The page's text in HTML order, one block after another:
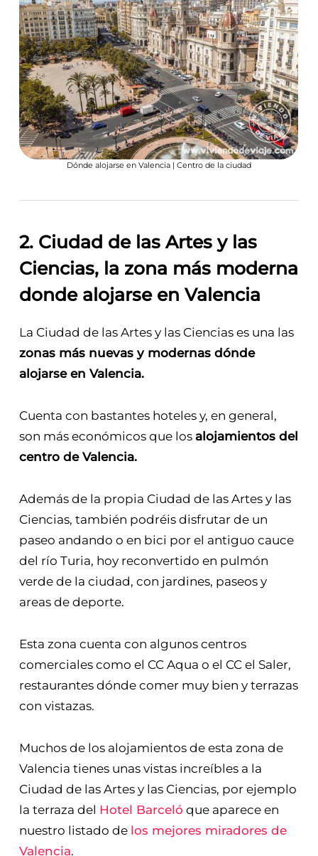
Dónde alojarse en Valencia | Centro de la ciudad
2. Ciudad de las Artes y las
Ciencias, la zona más moderna
donde alojarse en Valencia
La Ciudad de las Artes y las Ciencias es una las
zonas más nuevas y modernas dónde
alojarse en Valencia.
Cuenta con bastantes hoteles y, en general,
son más económicos que los alojamientos del
centro de Valencia.
Además de la propia Ciudad de las Artes y las
Ciencias, también podréis disfrutar de un
paseo andando o en bici por el antiguo cauce
del río Turia, hoy reconvertido en pulmón
verde de la ciudad, con jardines, paseos y
areas de deporte.
Esta zona cuenta con algunos centros
comerciales como el CC Aqua o el CC el Saler,
restaurantes dónde comer muy bien y terrazas
con vistazas.
Muchos de los alojamientos de esta zona de
Valencia tienes unas vistas increíbles a la
Ciudad de las Artes y las Ciencias, por ejemplo
la terraza del Hotel Barceló que aparece en
nuestro listado de los mejores miradores de
Valencia.